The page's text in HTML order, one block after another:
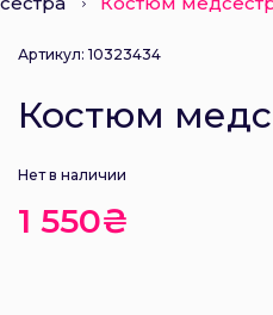
Артикул: 10323434
Костюм
Нет в наличии
1 550₴